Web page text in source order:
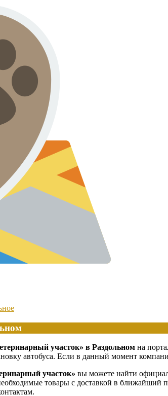
участок» в Раздольном на
автобуса. Если в данный момент
участок» вы можете найти
товары с доставкой в